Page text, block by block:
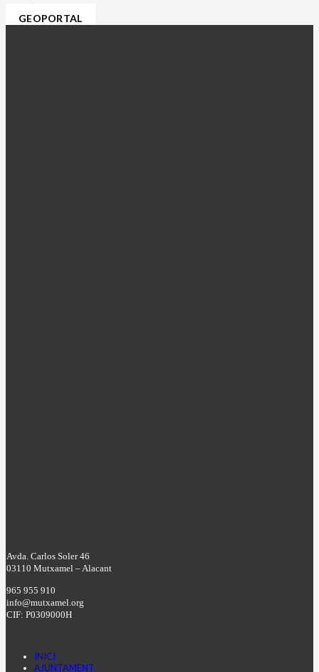
GEOPORTAL
Avda. Carlos Soler 46
03110 Mutxamel – Alacant
965 955 910
info@mutxamel.org
CIF: P0309000H
INICI
AJUNTAMENT